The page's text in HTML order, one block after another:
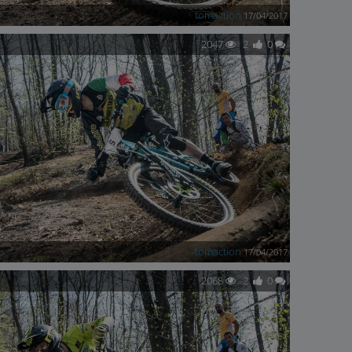
tomaction 17/04/2017
2047 2 0
tomaction 17/04/2017
2068 2 0